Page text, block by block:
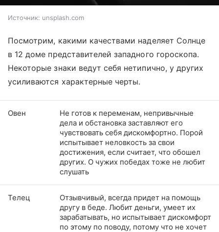
Источник: unsplash.com
Посмотрим, какими качествами наделяет Солнце
в 12 доме представителей западного гороскопа.
Некоторые знаки ведут себя нетипично, у других
усиливаются характерные черты.
Овен
Не готов к переменам, непривычные
дела и обстановка заставляют его
чувствовать себя дискомфортно. Порой
испытывает неловкость за свои
достижения, если считает, что обошел
других. О чужих победах тоже не любит
слушать
Телец
Отзывчивый, всегда придет на помощь
другу в беде. Любит деньги, умеет их
зарабатывать, но испытывает дискомфорт
по этому по поводу, потому что не хочет